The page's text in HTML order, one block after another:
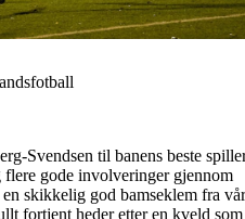
Svendsen til banens beste
flere gode involveringer gjennom
skikkelig god bamseklem fra vår
fortjent heder etter en kveld som